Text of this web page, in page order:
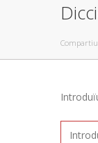
Compartiu